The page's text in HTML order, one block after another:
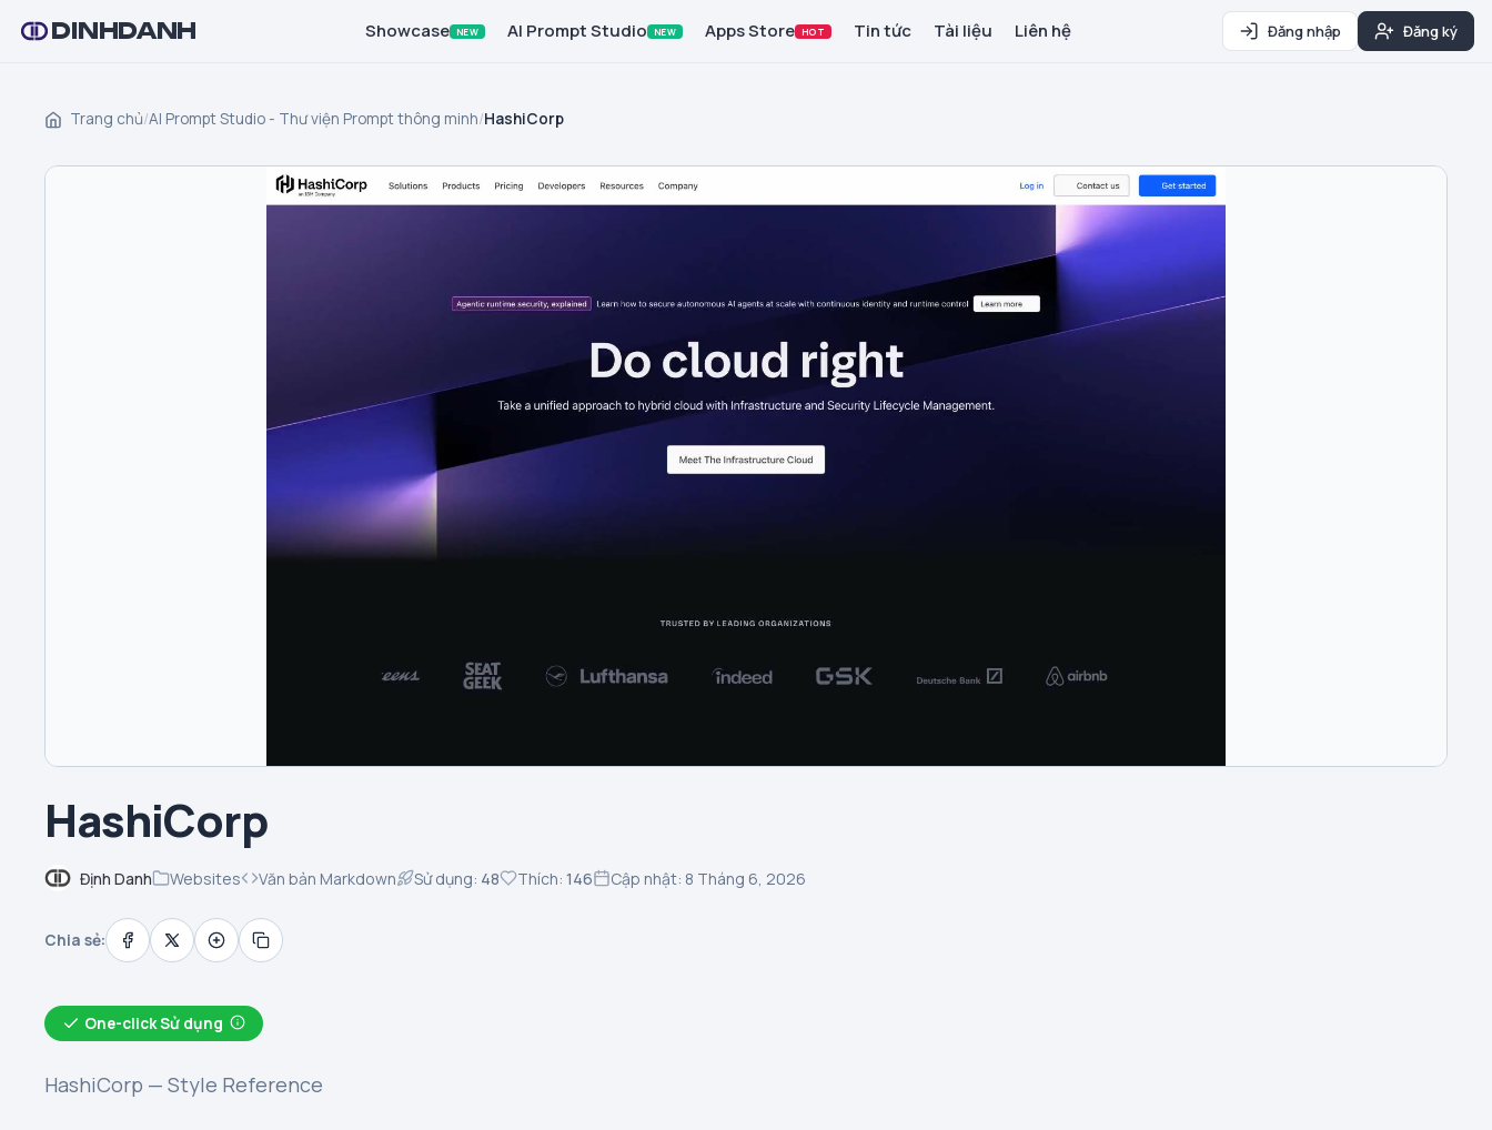
DINHDANH Showcase NEW AI Prompt Studio NEW Apps Store HOT Tin tức Tài liệu Liên hệ Đăng nhập Đăng ký
Trang chủ/AI Prompt Studio - Thư viện Prompt thông minh/HashiCorp
HashiCorp
Định Danh Websites Văn bản Markdown Sử dụng: 48 Thích: 146 Cập nhật: 8 Tháng 6, 2026
Chia sẻ:
One-click Sử dụng
HashiCorp — Style Reference